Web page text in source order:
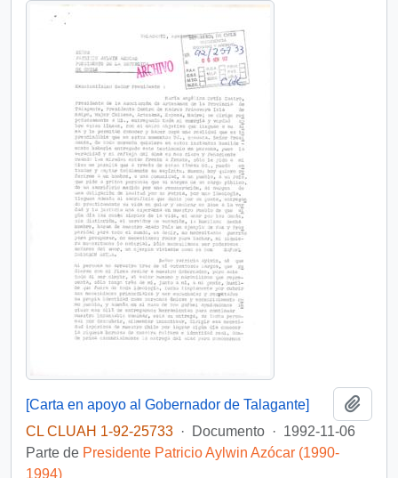
[Carta en apoyo al Gobernador de Talagante]
CL CLUAH 1-92-25733 · Documento · 1992-11-06
Parte de Presidente Patricio Aylwin Azócar (1990-
1994)